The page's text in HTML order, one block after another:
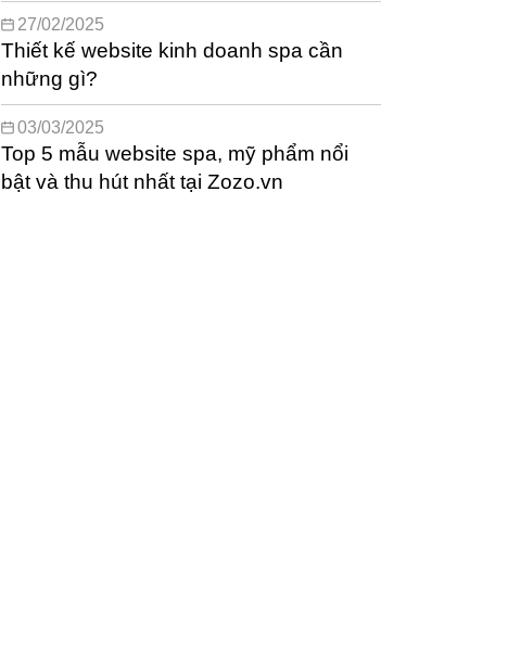
27/02/2025
Thiết kế website kinh doanh spa cần
những gì?
03/03/2025
Top 5 mẫu website spa, mỹ phẩm nổi
bật và thu hút nhất tại Zozo.vn